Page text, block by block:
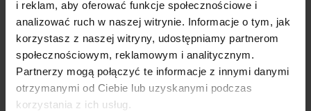
i reklam, aby oferować funkcje społecznościowe i
analizować ruch w naszej witrynie. Informacje o tym, jak
korzystasz z naszej witryny, udostępniamy partnerom
społecznościowym, reklamowym i analitycznym.
Partnerzy mogą połączyć te informacje z innymi danymi
otrzymanymi od Ciebie lub uzyskanymi podczas
korzystania z ich usług.
Oszczędź naOC/AC – wyceń i kup w 2 minuty
Numer rejestracyjny pojazdu